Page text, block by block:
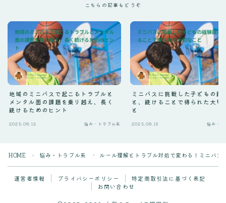
こちらの記事もどうぞ
地域のミニバスで起こるトラブルと
メンタル面の課題を乗り越え、長く
続けるためのヒント
2025.08.12 悩み・トラブル系
ミニバスに挑戦した子どもの経
と、続けることで得られた大切
と
2025.08.13 悩み・ト
HOME ＞ 悩み・トラブル系 ＞ ルール理解とトラブル対処で変わる！ミニバ
運営者情報 プライバシーポリシー
特定商取引法に基づく表記
お問い合わせ